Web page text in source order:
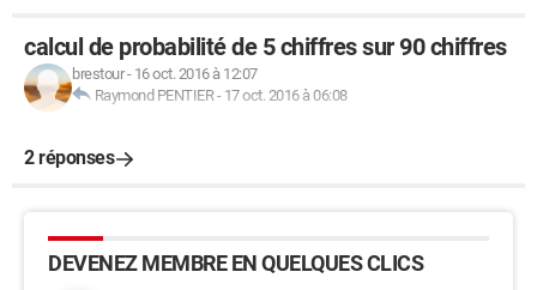
calcul de probabilité de 5 chiffres sur 90 chiffres
brestour- 16 oct. 2016 à 12:07
Raymond PENTIER- 17 oct. 2016 à 06:08
2 réponses
DEVENEZ MEMBRE EN QUELQUES CLICS